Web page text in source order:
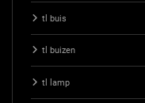
tl buis
tl buizen
tl lamp